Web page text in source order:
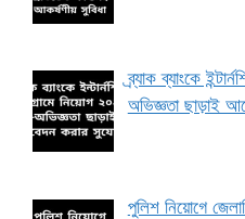
ব্র্যাক ব্যাংকে
অভিজ্ঞতা ছাড়াই
পুলিশ নিয়োগে